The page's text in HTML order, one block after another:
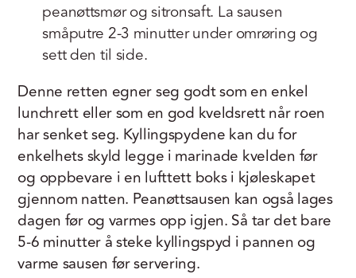
peanøttsmør og sitronsaft. La sausen
småputre 2-3 minutter under omrøring og
sett den til side.
Denne retten egner seg godt som en enkel
lunchrett eller som en god kveldsrett når roen
har senket seg. Kyllingspydene kan du for
enkelhets skyld legge i marinade kvelden før
og oppbevare i en lufttett boks i kjøleskapet
gjennom natten. Peanøttsausen kan også lages
dagen før og varmes opp igjen. Så tar det bare
5-6 minutter å steke kyllingspyd i pannen og
varme sausen før servering.